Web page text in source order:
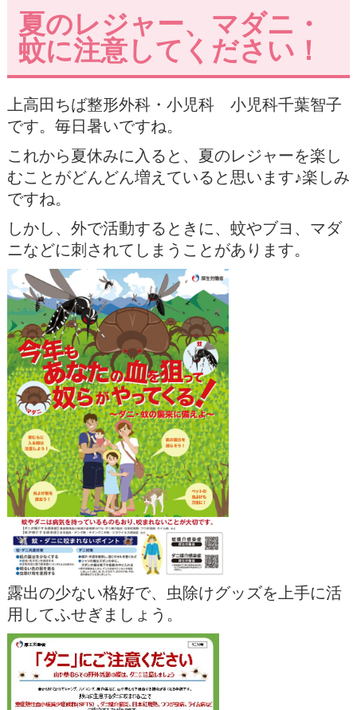
夏のレジャー、マダニ・
蚊に注意してください！
上高田ちば整形外科・小児科 小児科千葉智子
です。毎日暑いですね。
これから夏休みに入ると、夏のレジャーを楽し
むことがどんどん増えていると思います♪楽しみ
ですね。
しかし、外で活動するときに、蚊やブヨ、マダ
ニなどに刺されてしまうことがあります。
露出の少ない格好で、虫除けグッズを上手に活
用してふせぎましょう。